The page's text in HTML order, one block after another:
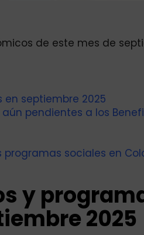
de este mes de
septiembre 2025
pendientes a los
sociales en
y
2025